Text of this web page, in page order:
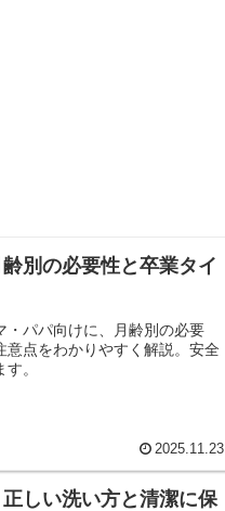
別の必要性と卒業タイ
・パパ向けに、月齢別の必要
意点をわかりやすく解説。安全
。
2025.11.23
しい洗い方と清潔に保